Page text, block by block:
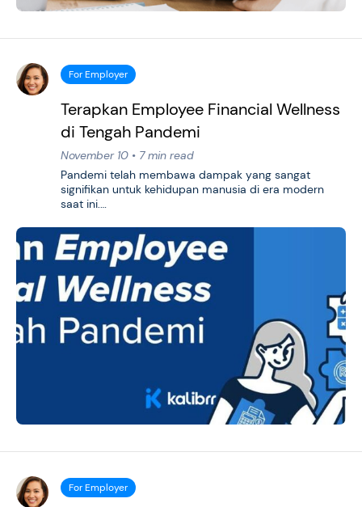
For Employer
Terapkan Employee Financial Wellness
di Tengah Pandemi
November 10 • 7 min read
Pandemi telah membawa dampak yang sangat
signifikan untuk kehidupan manusia di era modern
saat ini.…
For Employer